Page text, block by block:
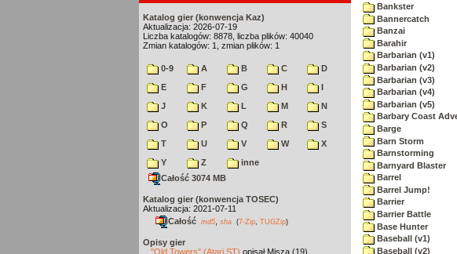
Katalog gier (konwencja Kaz)
Aktualizacja: 2026-07-19
Liczba katalogów: 8878, liczba plików: 40040
Zmian katalogów: 1, zmian plików: 1
0-9 A B C
D
E
F G H
I
J
K L M
N
O
P Q R
S
T
U V W
X
Y
Z
inne
Całość 3074 MB
Katalog gier (konwencja TOSEC)
Aktualizacja: 2021-07-11
Całość md5 sha (7-Zip TUGZip)
Opisy gier
"Old Towers" (Atari ST) opisał Misza (19)
Bankster
Bannercatch
Banzai
Barahir
Barbarian (v1)
Barbarian (v2)
Barbarian (v3)
Barbarian (v4)
Barbarian (v5)
Barbary Coast
Barge
Barn Storm
Barnstorming
Barnyard Blaster
Barrel
Barrel Jump!
Barrier
Barrier Battle
Base Hunter
Baseball (v1)
Baseball (v2)